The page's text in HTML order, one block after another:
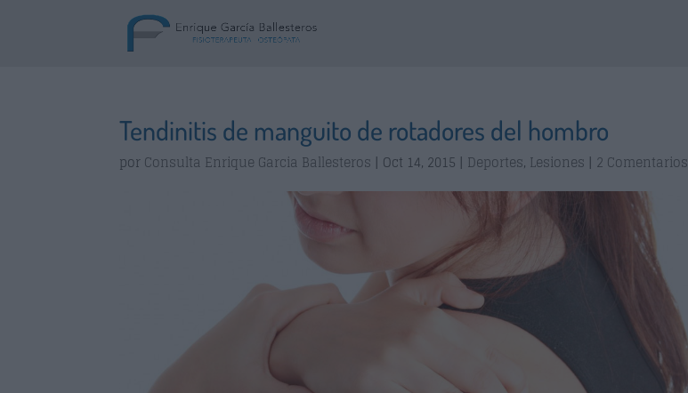
Tendinitis de manguito de rotadores del hombro
por Consulta Enrique Garcia Ballesteros | Oct 14, 2015 | Deportes, Lesiones | 2 Comentarios